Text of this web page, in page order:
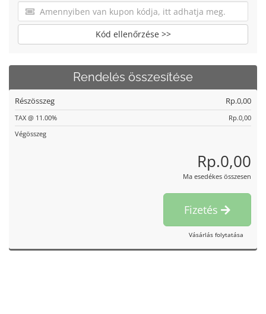
Kód ellenőrzése >>
Rendelés összesítése
Részösszeg Rp.0,00
TAX @ 11.00%
Rp.0,00
Végösszeg
Rp.0,00
Ma esedékes összesen
Fizetés
Vásárlás folytatása